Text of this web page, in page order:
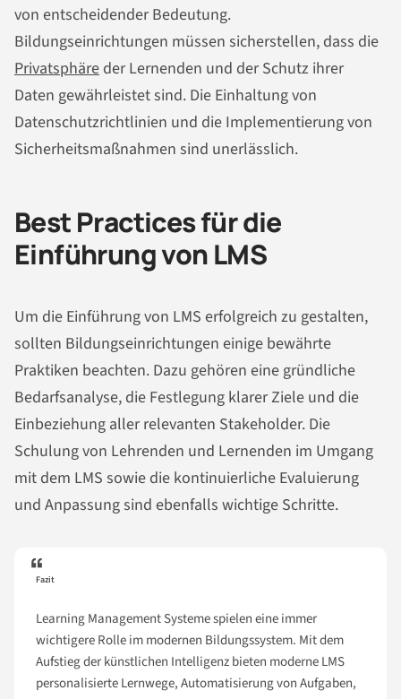
von entscheidender Bedeutung.
Bildungseinrichtungen müssen sicherstellen, dass die
Privatsphäre der Lernenden und der Schutz ihrer
Daten gewährleistet sind. Die Einhaltung von
Datenschutzrichtlinien und die Implementierung von
Sicherheitsmaßnahmen sind unerlässlich.
Best Practices für die
Einführung von LMS
Um die Einführung von LMS erfolgreich zu gestalten,
sollten Bildungseinrichtungen einige bewährte
Praktiken beachten. Dazu gehören eine gründliche
Bedarfsanalyse, die Festlegung klarer Ziele und die
Einbeziehung aller relevanten Stakeholder. Die
Schulung von Lehrenden und Lernenden im Umgang
mit dem LMS sowie die kontinuierliche Evaluierung
und Anpassung sind ebenfalls wichtige Schritte.
Fazit
Learning Management Systeme spielen eine immer
wichtigere Rolle im modernen Bildungssystem. Mit dem
Aufstieg der künstlichen Intelligenz bieten moderne LMS
personalisierte Lernwege, Automatisierung von Aufgaben,